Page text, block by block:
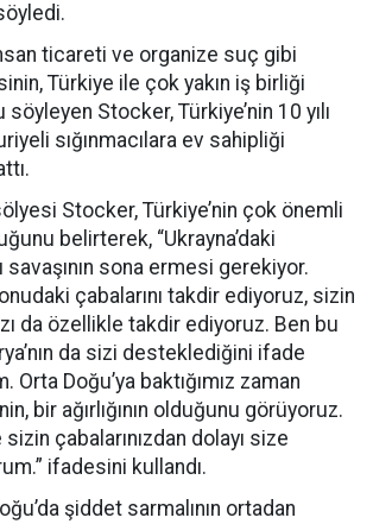
ticareti ve organize suç gibi
Türkiye ile çok yakın iş birliği
Stocker, Türkiye’nin 10 yılı
sığınmacılara ev sahipliği
Stocker, Türkiye’nin çok önemli
belirterek, “Ukrayna’daki
savaşının sona ermesi gerekiyor.
çabalarını takdir ediyoruz, sizin
da özellikle takdir ediyoruz. Ben bu
da sizi desteklediğini ifade
Doğu’ya baktığımız zaman
bir ağırlığının olduğunu görüyoruz.
çabalarınızdan dolayı size
ifadesini kullandı.
şiddet sarmalının ortadan